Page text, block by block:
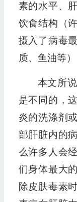
素的水平、
饮食结构（
摄入了病毒
质、鱼油等）
本文所
是不同的，
炎的洗涤剂
部肝脏内的
么许多人会
们身体最大
除皮肤毒素